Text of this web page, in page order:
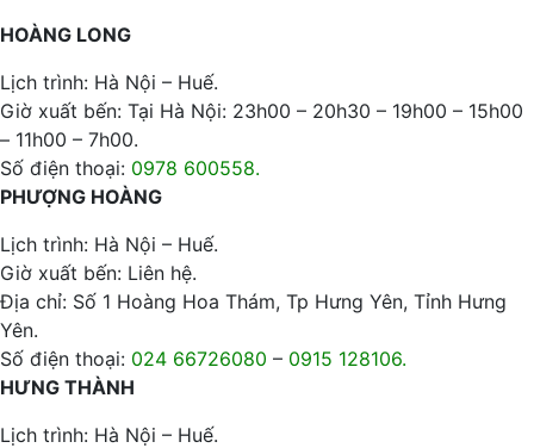
HOÀNG LONG
Lịch trình: Hà Nội – Huế.
Giờ xuất bến: Tại Hà Nội: 23h00 – 20h30 – 19h00 – 15h00
– 11h00 – 7h00.
Số điện thoại: 0978 600558.
PHƯỢNG HOÀNG
Lịch trình: Hà Nội – Huế.
Giờ xuất bến: Liên hệ.
Địa chỉ: Số 1 Hoàng Hoa Thám, Tp Hưng Yên, Tỉnh Hưng
Yên.
Số điện thoại: 024 66726080 – 0915 128106.
HƯNG THÀNH
Lịch trình: Hà Nội – Huế.